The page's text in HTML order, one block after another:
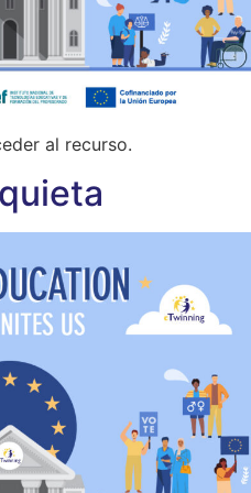
al recurso.